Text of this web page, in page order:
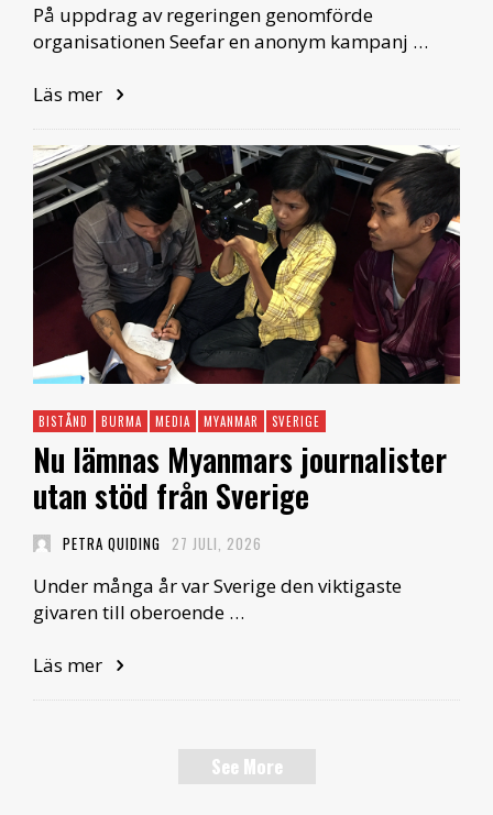
På uppdrag av regeringen genomförde
organisationen Seefar en anonym kampanj …
Läs mer
BISTÅND BURMA MEDIA MYANMAR SVERIGE
Nu lämnas Myanmars journalister
utan stöd från Sverige
PETRA QUIDING 27 JULI, 2026
Under många år var Sverige den viktigaste
givaren till oberoende …
Läs mer
See More